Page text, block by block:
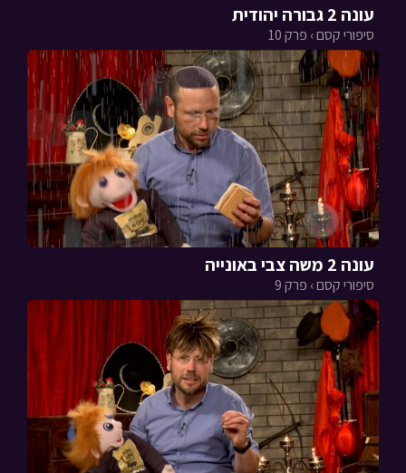
עונה 2 גבורה יהודית
סיפורי קסם › פרק 10
עונה 2 משה צבי באונייה
סיפורי קסם › פרק 9